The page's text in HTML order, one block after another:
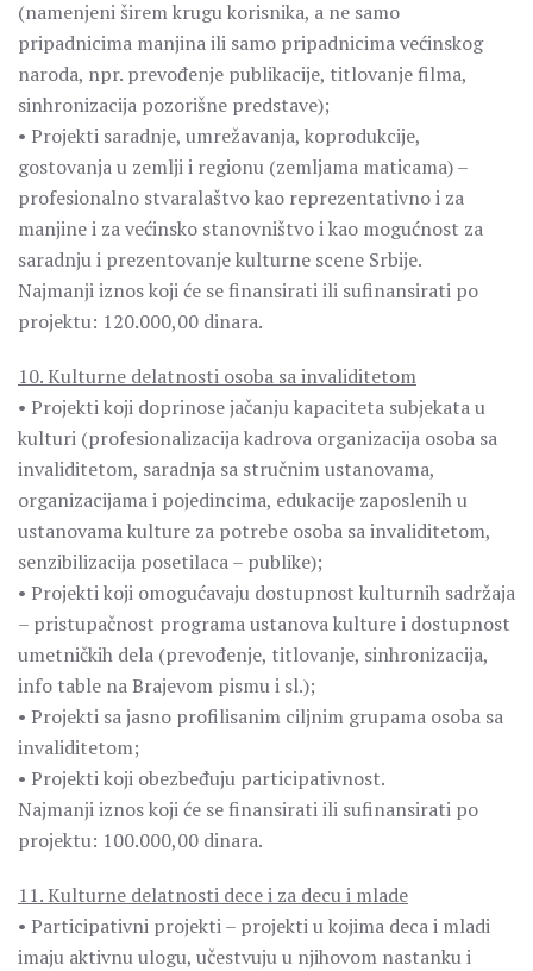
(namenjeni širem krugu korisnika, a ne samo
pripadnicima manjina ili samo pripadnicima većinskog
naroda, npr. prevođenje publikacije, titlovanje filma,
sinhronizacija pozorišne predstave);
• Projekti saradnje, umrežavanja, koprodukcije,
gostovanja u zemlji i regionu (zemljama maticama) –
profesionalno stvaralaštvo kao reprezentativno i za
manjine i za većinsko stanovništvo i kao mogućnost za
saradnju i prezentovanje kulturne scene Srbije.
Najmanji iznos koji će se finansirati ili sufinansirati po
projektu: 120.000,00 dinara.
10. Kulturne delatnosti osoba sa invaliditetom
• Projekti koji doprinose jačanju kapaciteta subjekata u
kulturi (profesionalizacija kadrova organizacija osoba sa
invaliditetom, saradnja sa stručnim ustanovama,
organizacijama i pojedincima, edukacije zaposlenih u
ustanovama kulture za potrebe osoba sa invaliditetom,
senzibilizacija posetilaca – publike);
• Projekti koji omogućavaju dostupnost kulturnih sadržaja
– pristupačnost programa ustanova kulture i dostupnost
umetničkih dela (prevođenje, titlovanje, sinhronizacija,
info table na Brajevom pismu i sl.);
• Projekti sa jasno profilisanim ciljnim grupama osoba sa
invaliditetom;
• Projekti koji obezbeđuju participativnost.
Najmanji iznos koji će se finansirati ili sufinansirati po
projektu: 100.000,00 dinara.
11. Kulturne delatnosti dece i za decu i mlade
• Participativni projekti – projekti u kojima deca i mladi
imaju aktivnu ulogu, učestvuju u njihovom nastanku i